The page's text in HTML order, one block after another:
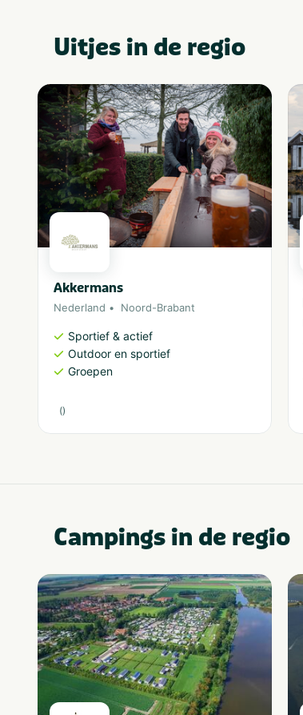
Uitjes in de regio
Akkermans
Nederland Noord-Brabant
Sportief & actief
Outdoor en sportief
Groepen
()
Campings in de regio